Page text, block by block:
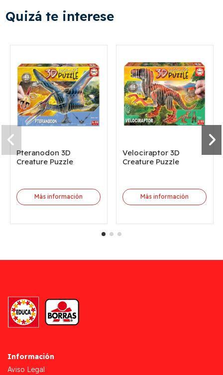
Quizá te interese
Pteranodon 3D
Creature Puzzle
Más información
Velociraptor 3D
Creature Puzzle
Más información
Información
Aviso Legal